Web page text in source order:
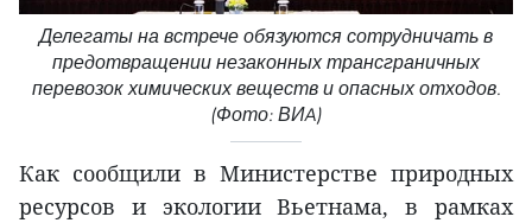
Делегаты на встрече обязуются сотрудничать в
предотвращении незаконных трансграничных
перевозок химических веществ и опасных отходов.
(Фото: ВИA)
Как сообщили в Министерстве природных
ресурсов и экологии Вьетнама, в рамках